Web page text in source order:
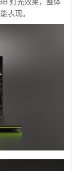
表现。